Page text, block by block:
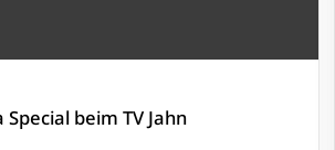
beim TV Jahn